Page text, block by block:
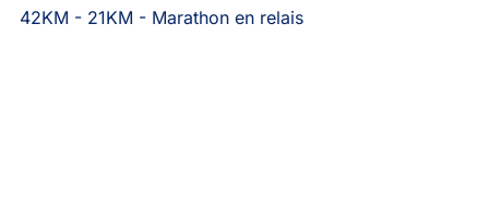
42KM - 21KM - Marathon en relais